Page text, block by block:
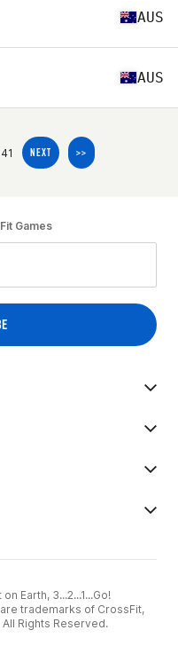
AUS
AUS
NEXT >>
Games
Earth, 3...2...1...Go!
trademarks of CrossFit,
Rights Reserved.